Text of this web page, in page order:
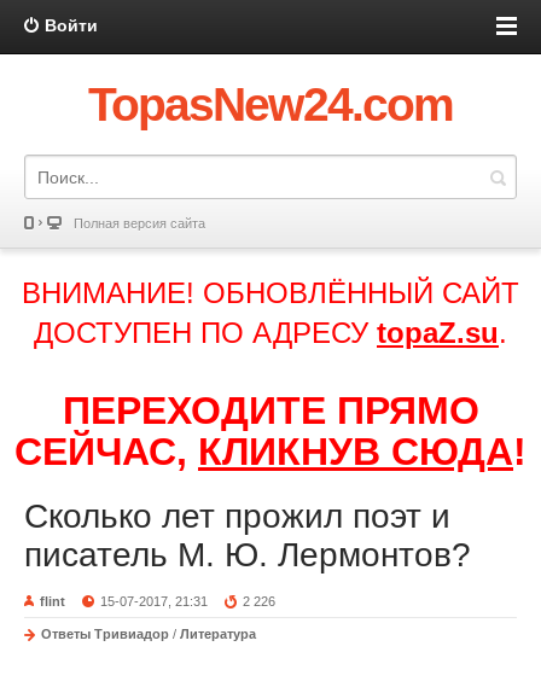
Войти
TopasNew24.com
Полная версия сайта
ВНИМАНИЕ! ОБНОВЛЁННЫЙ САЙТ
ДОСТУПЕН ПО АДРЕСУ topaZ.su.
ПЕРЕХОДИТЕ ПРЯМО
СЕЙЧАС, КЛИКНУВ СЮДА!
Сколько лет прожил поэт и
писатель М. Ю. Лермонтов?
flint 15-07-2017, 21:31 2 226
Ответы Тривиадор / Литература